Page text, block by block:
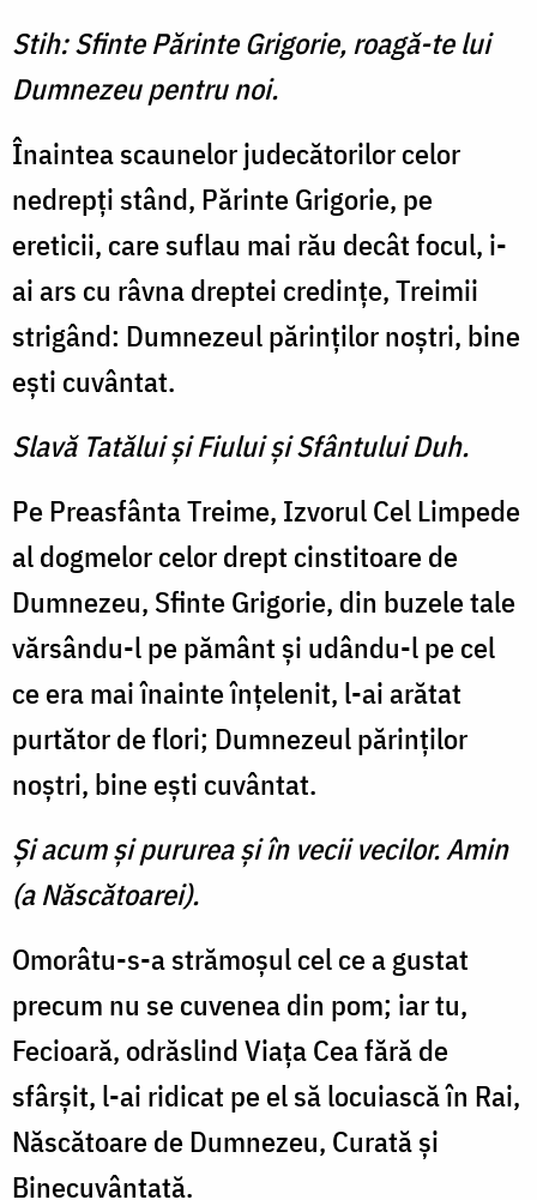
Stih: Sfinte Părinte Grigorie, roagă-te lui
Dumnezeu pentru noi.
Înaintea scaunelor judecă­torilor celor
nedrepţi stând, Părinte Grigorie, pe
ereticii, care suflau mai rău decât focul, i-
ai ars cu râvna dreptei credinţe, Treimii
strigând: Dumnezeul părinţilor noştri, bine
eşti cuvântat.
Slavă Tatălui şi Fiului şi Sfântului Duh.
Pe Preasfânta Treime, Izvorul Cel Limpede
al dogmelor celor drept cinstitoare de
Dumnezeu, Sfinte Grigorie, din buzele tale
vărsându-l pe pământ şi udându-l pe cel
ce era mai înainte înţelenit, l-ai arătat
purtător de flori; Dumnezeul părinţilor
noştri, bine eşti cuvântat.
Şi acum şi pururea şi în vecii vecilor. Amin
(a Născătoarei).
Omorâtu-s-a strămoşul cel ce a gustat
precum nu se cuvenea din pom; iar tu,
Fecioară, odrăslind Viaţa Cea fără de
sfârşit, l-ai ridicat pe el să locuiască în Rai,
Născătoare de Dumnezeu, Curată şi
Binecuvântată.